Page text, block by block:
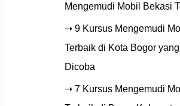
Mengemudi Mobil Bekasi
➝ 9 Kursus Mengemudi
Terbaik di Kota Bogor
Dicoba
➝ 7 Kursus Mengemudi